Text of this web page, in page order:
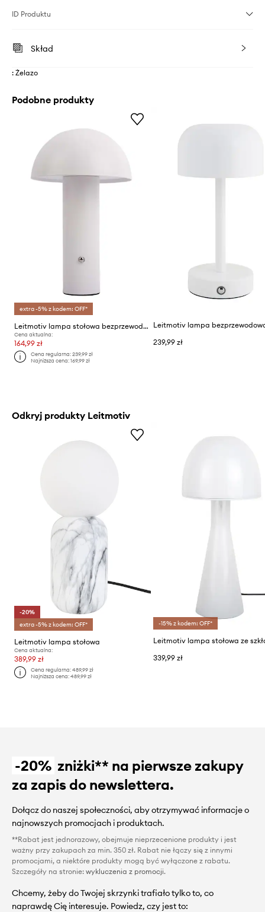
ID Produktu
Skład
: Żelazo
Podobne produkty
extra -5% z kodem: OFF*
Leitmotiv lampa stołowa bezprzewodowa led
Cena aktualna:
164,99 zł
Cena regularna:239,99 zł
Najniższa cena:169,99 zł
239,99 zł
Odkryj produkty Leitmotiv
-20%
extra -5% z kodem: OFF*
Leitmotiv lampa stołowa
Cena aktualna:
389,99 zł
Cena regularna:489,99 zł
Najniższa cena:489,99 zł
-15% z kodem: OFF*
Leitmotiv lampa stołowa ze
339,99 zł
-20% zniżki** na pierwsze zakupy
za zapis do newslettera.
Dołącz do naszej społeczności, aby otrzymywać informacje o
najnowszych promocjach i produktach.
**Rabat jest jednorazowy, obejmuje nieprzecenione produkty i jest
ważny przy zakupach za min. 350 zł. Rabat nie łączy się z innymi
promocjami, a niektóre produkty mogą być wyłączone z rabatu.
Szczegóły na stronie: wykluczenia z promocji.
Chcemy, żeby do Twojej skrzynki trafiało tylko to, co
naprawdę Cię interesuje. Powiedz, czy jest to: